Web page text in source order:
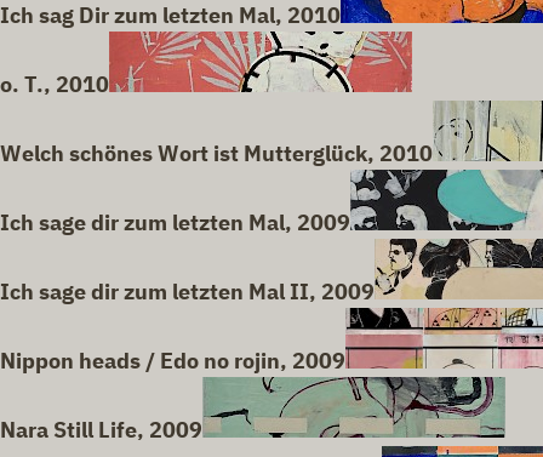
Ich sag Dir zum letzten Mal, 2010
o. T., 2010
Welch schönes Wort ist Mutterglück, 2010
Ich sage dir zum letzten Mal, 2009
Ich sage dir zum letzten Mal II, 2009
Nippon heads / Edo no rojin, 2009
Nara Still Life, 2009